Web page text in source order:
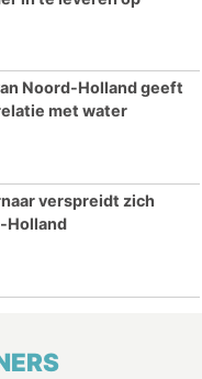
Noord-Holland geeft
met water
verspreidt zich
Holland